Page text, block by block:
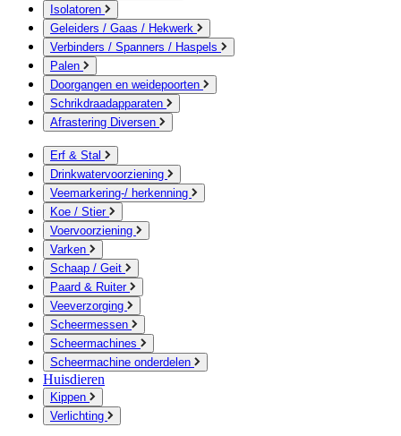
Isolatoren
Geleiders / Gaas / Hekwerk
Verbinders / Spanners / Haspels
Palen
Doorgangen en weidepoorten
Schrikdraadapparaten
Afrastering Diversen
Erf & Stal
Drinkwatervoorziening
Veemarkering-/ herkenning
Koe / Stier
Voervoorziening
Varken
Schaap / Geit
Paard & Ruiter
Veeverzorging
Scheermessen
Scheermachines
Scheermachine onderdelen
Huisdieren
Kippen
Verlichting